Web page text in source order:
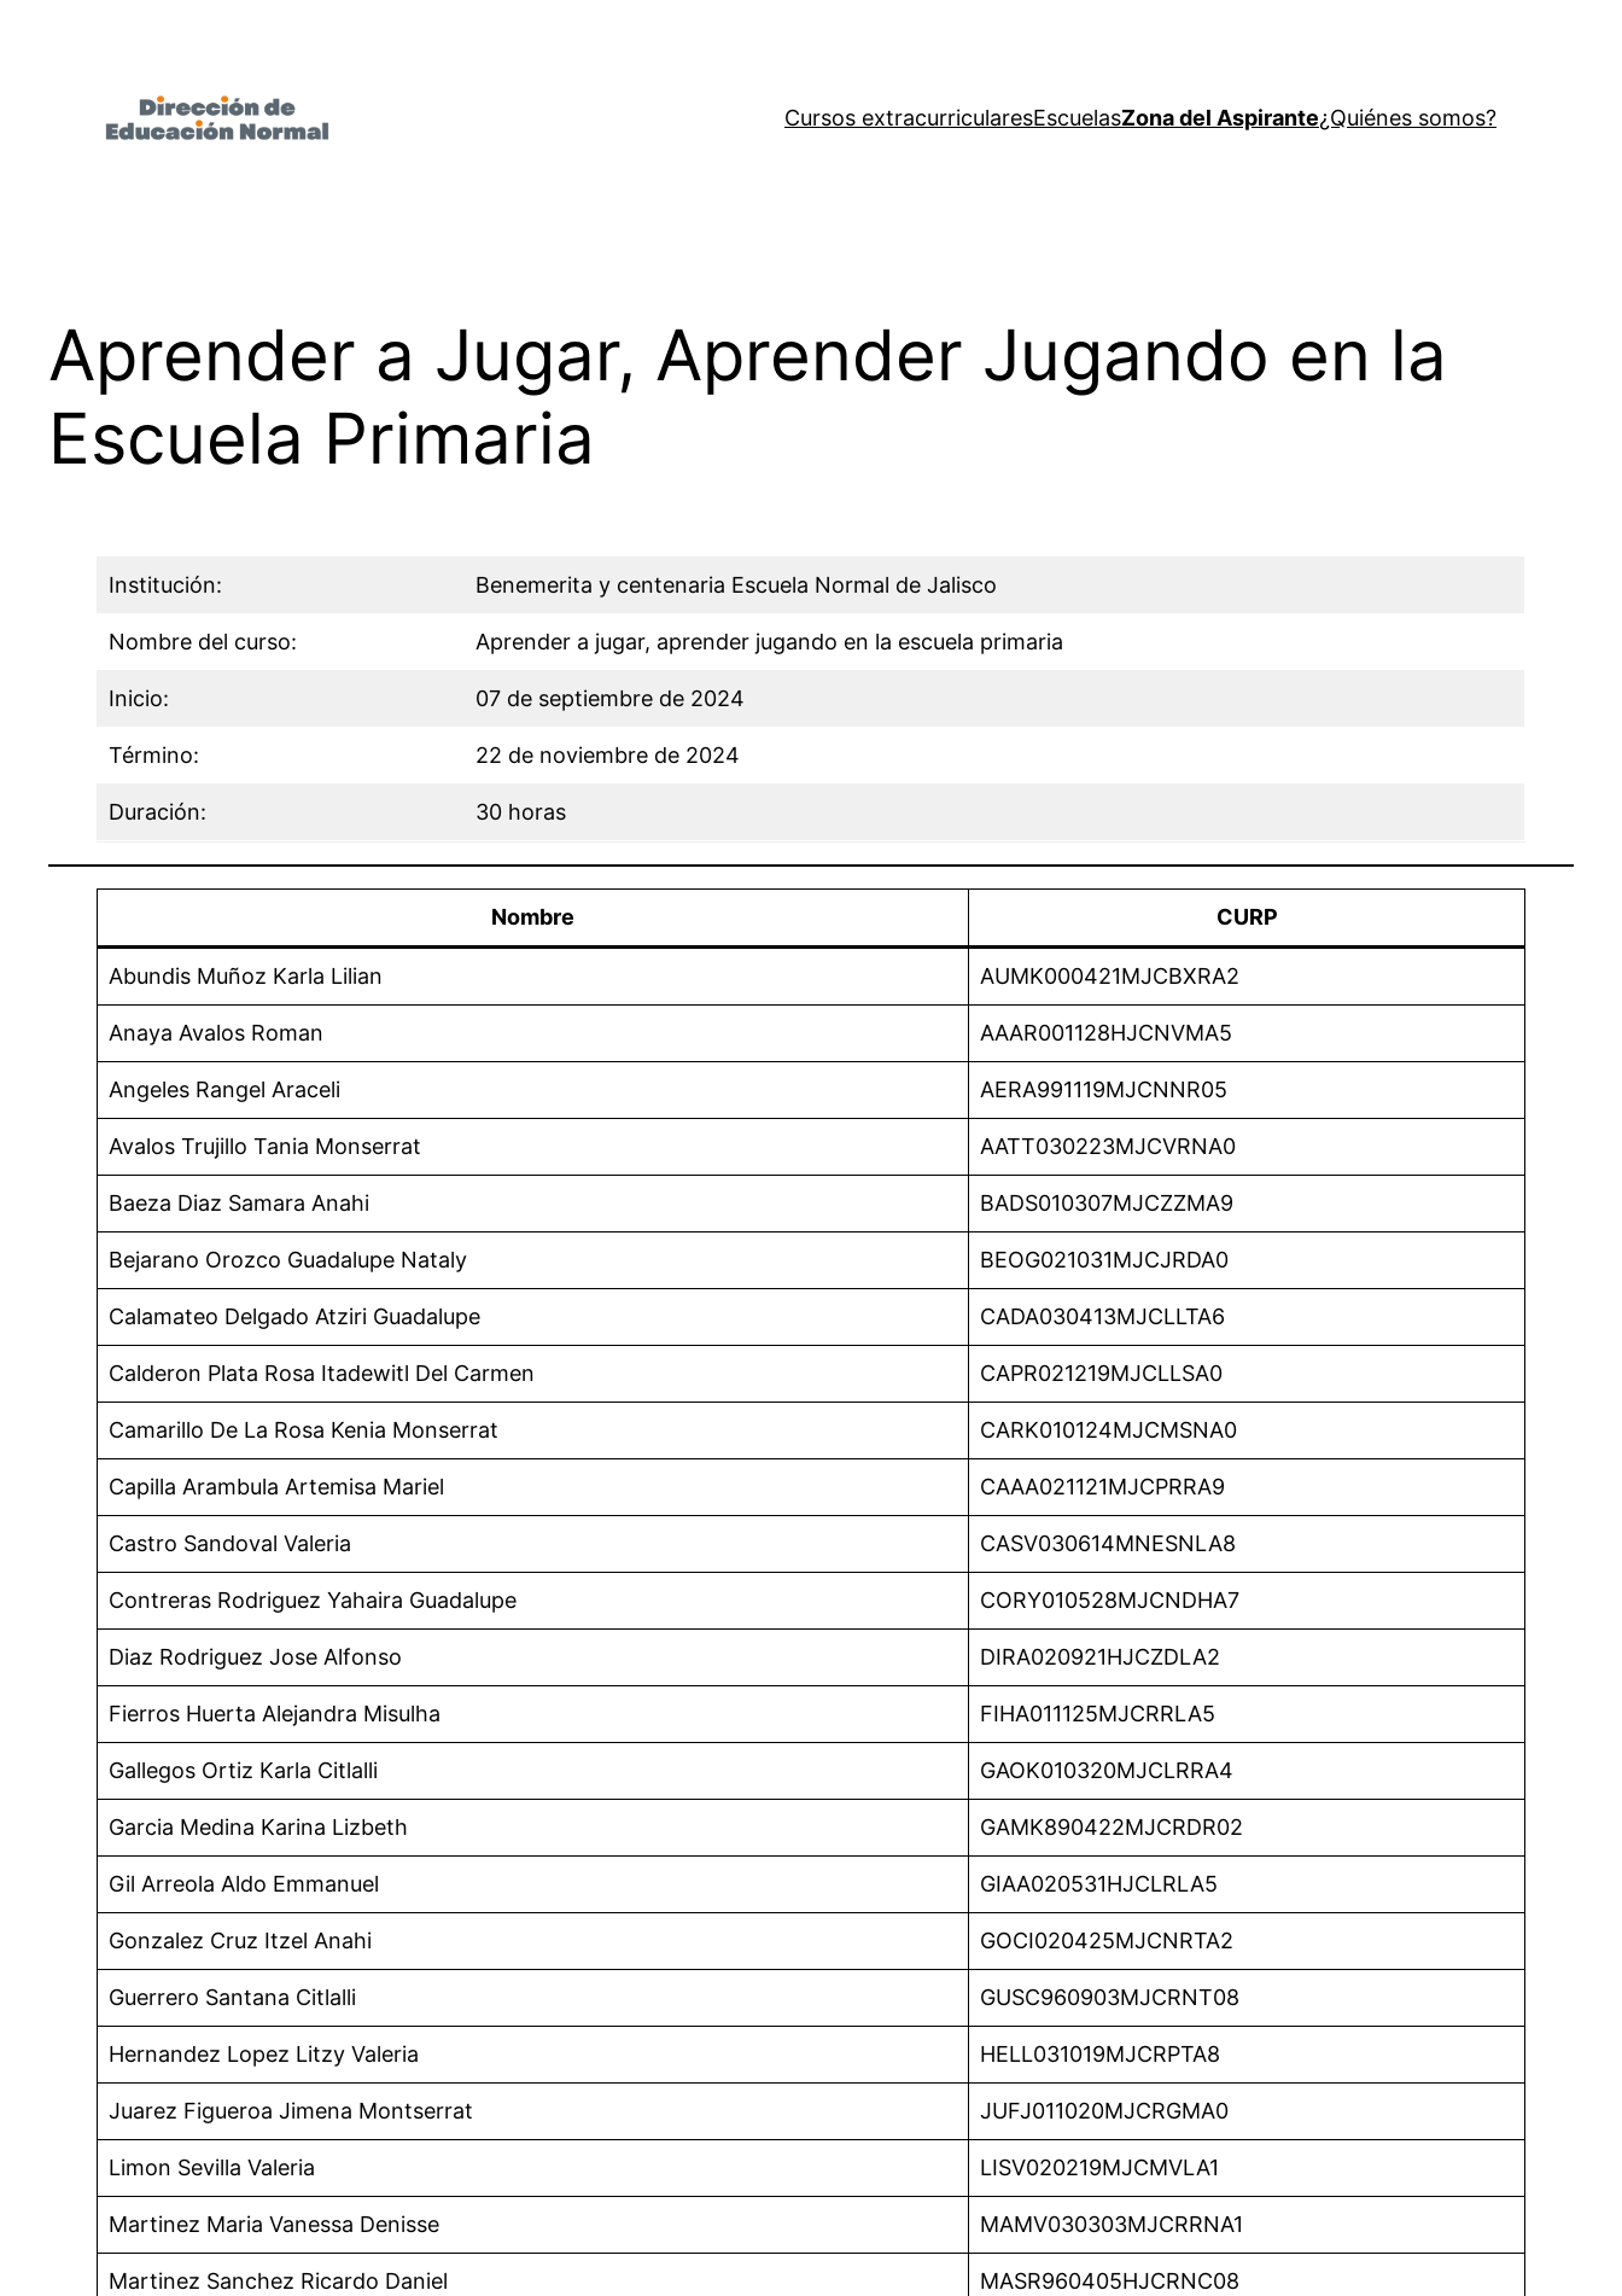
Cursos extracurricularesEscuelasZona del Aspirante¿Quiénes somos?
Aprender a Jugar, Aprender Jugando en la
Escuela Primaria
Institución: Benemerita y centenaria Escuela Normal de Jalisco
Nombre del curso: Aprender a jugar, aprender jugando en la escuela primaria
Inicio: 07 de septiembre de 2024
Término: 22 de noviembre de 2024
Duración: 30 horas
Nombre CURP
Abundis Muñoz Karla Lilian AUMK000421MJCBXRA2
Anaya Avalos Roman AAAR001128HJCNVMA5
Angeles Rangel Araceli AERA991119MJCNNR05
Avalos Trujillo Tania Monserrat AATT030223MJCVRNA0
Baeza Diaz Samara Anahi BADS010307MJCZZMA9
Bejarano Orozco Guadalupe Nataly BEOG021031MJCJRDA0
Calamateo Delgado Atziri Guadalupe CADA030413MJCLLTA6
Calderon Plata Rosa Itadewitl Del Carmen CAPR021219MJCLLSA0
Camarillo De La Rosa Kenia Monserrat CARK010124MJCMSNA0
Capilla Arambula Artemisa Mariel CAAA021121MJCPRRA9
Castro Sandoval Valeria CASV030614MNESNLA8
Contreras Rodriguez Yahaira Guadalupe CORY010528MJCNDHA7
Diaz Rodriguez Jose Alfonso DIRA020921HJCZDLA2
Fierros Huerta Alejandra Misulha FIHA011125MJCRRLA5
Gallegos Ortiz Karla Citlalli GAOK010320MJCLRRA4
Garcia Medina Karina Lizbeth GAMK890422MJCRDR02
Gil Arreola Aldo Emmanuel GIAA020531HJCLRLA5
Gonzalez Cruz Itzel Anahi GOCI020425MJCNRTA2
Guerrero Santana Citlalli GUSC960903MJCRNT08
Hernandez Lopez Litzy Valeria HELL031019MJCRPTA8
Juarez Figueroa Jimena Montserrat JUFJ011020MJCRGMA0
Limon Sevilla Valeria LISV020219MJCMVLA1
Martinez Maria Vanessa Denisse MAMV030303MJCRRNA1
Martinez Sanchez Ricardo Daniel MASR960405HJCRNC08